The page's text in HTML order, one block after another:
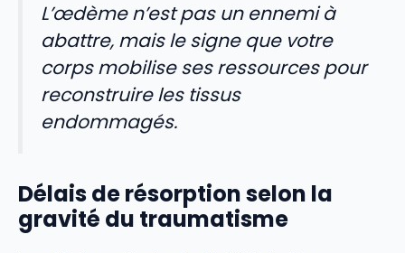
L’œdème n’est pas un ennemi à
abattre, mais le signe que votre
corps mobilise ses ressources pour
reconstruire les tissus
endommagés.
Délais de résorption selon la
gravité du traumatisme